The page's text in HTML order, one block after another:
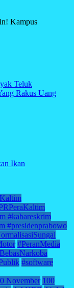
Kampus
Teluk
Rakus Uang
Ikan
#kabareskrim
#presidenprabowo
#PeranMedia
#software
November 100